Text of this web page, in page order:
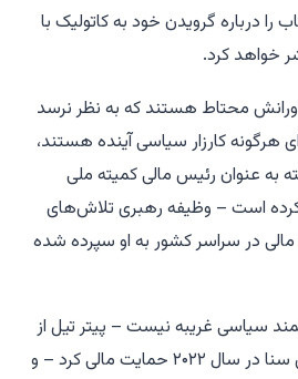
را درباره گرویدن خود به کاتولیک با
خواهد کرد.
محتاط هستند که به نظر نرسد
هرگونه کارزار سیاسی آینده هستند،
به عنوان رئیس مالی کمیته ملی
است – وظیفه رهبری تلاش‌های
در سراسر کشور به او سپرده شده
سیاسی غریبه نیست – پیتر تیل از
رقابت موفقیت‌آمیز او برای سنا در سال ۲۰۲۲ حمایت مالی کرد – و